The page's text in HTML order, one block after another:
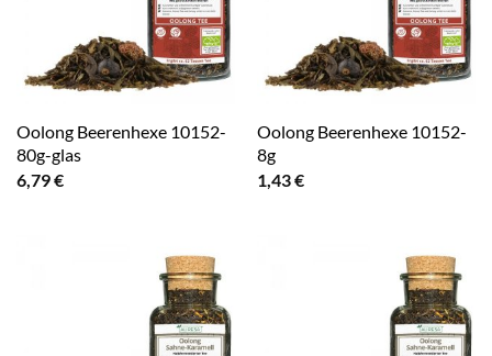
Oolong Beerenhexe 10152-
80g-glas
6,79€
Oolong Beerenhexe 10152-
8g
1,43€